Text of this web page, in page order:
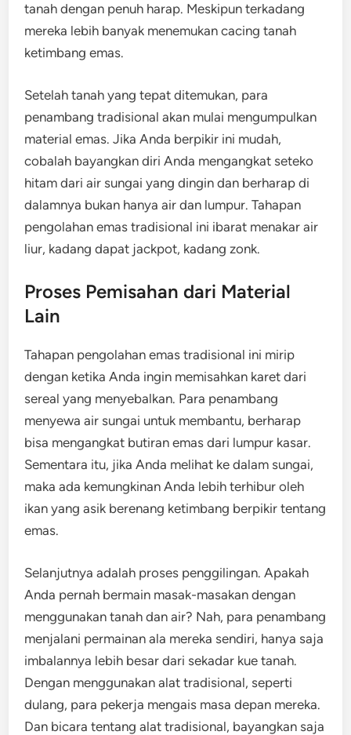
tanah dengan penuh harap. Meskipun terkadang
mereka lebih banyak menemukan cacing tanah
ketimbang emas.
Setelah tanah yang tepat ditemukan, para
penambang tradisional akan mulai mengumpulkan
material emas. Jika Anda berpikir ini mudah,
cobalah bayangkan diri Anda mengangkat seteko
hitam dari air sungai yang dingin dan berharap di
dalamnya bukan hanya air dan lumpur. Tahapan
pengolahan emas tradisional ini ibarat menakar air
liur, kadang dapat jackpot, kadang zonk.
Proses Pemisahan dari Material
Lain
Tahapan pengolahan emas tradisional ini mirip
dengan ketika Anda ingin memisahkan karet dari
sereal yang menyebalkan. Para penambang
menyewa air sungai untuk membantu, berharap
bisa mengangkat butiran emas dari lumpur kasar.
Sementara itu, jika Anda melihat ke dalam sungai,
maka ada kemungkinan Anda lebih terhibur oleh
ikan yang asik berenang ketimbang berpikir tentang
emas.
Selanjutnya adalah proses penggilingan. Apakah
Anda pernah bermain masak-masakan dengan
menggunakan tanah dan air? Nah, para penambang
menjalani permainan ala mereka sendiri, hanya saja
imbalannya lebih besar dari sekadar kue tanah.
Dengan menggunakan alat tradisional, seperti
dulang, para pekerja mengais masa depan mereka.
Dan bicara tentang alat tradisional, bayangkan saja